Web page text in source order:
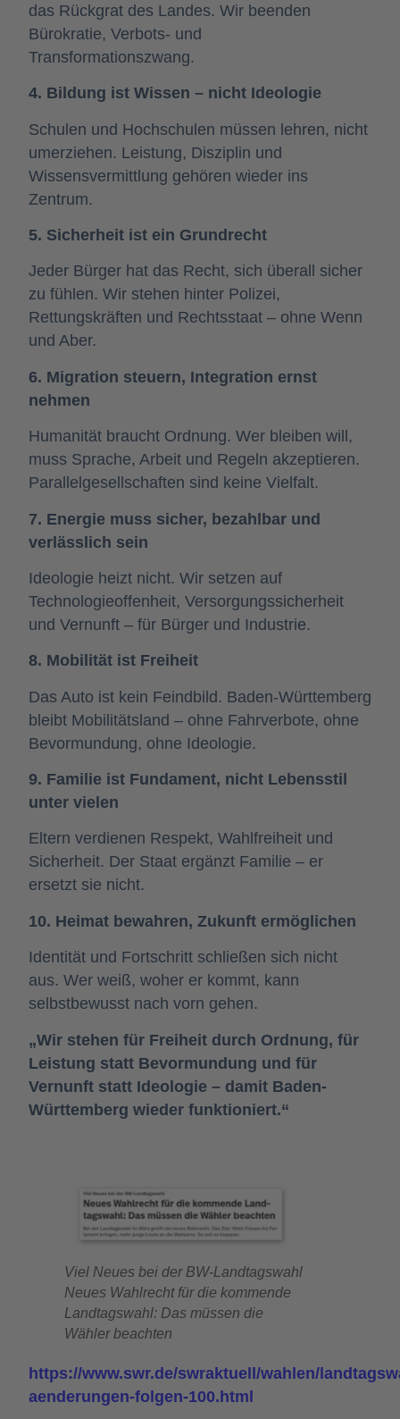
das Rückgrat des Landes. Wir beenden
Bürokratie, Verbots- und
Transformationszwang.
4. Bildung ist Wissen – nicht Ideologie
Schulen und Hochschulen müssen lehren, nicht
umerziehen. Leistung, Disziplin und
Wissensvermittlung gehören wieder ins
Zentrum.
5. Sicherheit ist ein Grundrecht
Jeder Bürger hat das Recht, sich überall sicher
zu fühlen. Wir stehen hinter Polizei,
Rettungskräften und Rechtsstaat – ohne Wenn
und Aber.
6. Migration steuern, Integration ernst
nehmen
Humanität braucht Ordnung. Wer bleiben will,
muss Sprache, Arbeit und Regeln akzeptieren.
Parallelgesellschaften sind keine Vielfalt.
7. Energie muss sicher, bezahlbar und
verlässlich sein
Ideologie heizt nicht. Wir setzen auf
Technologieoffenheit, Versorgungssicherheit
und Vernunft – für Bürger und Industrie.
8. Mobilität ist Freiheit
Das Auto ist kein Feindbild. Baden-Württemberg
bleibt Mobilitätsland – ohne Fahrverbote, ohne
Bevormundung, ohne Ideologie.
9. Familie ist Fundament, nicht Lebensstil
unter vielen
Eltern verdienen Respekt, Wahlfreiheit und
Sicherheit. Der Staat ergänzt Familie – er
ersetzt sie nicht.
10. Heimat bewahren, Zukunft ermöglichen
Identität und Fortschritt schließen sich nicht
aus. Wer weiß, woher er kommt, kann
selbstbewusst nach vorn gehen.
„Wir stehen für Freiheit durch Ordnung, für
Leistung statt Bevormundung und für
Vernunft statt Ideologie – damit Baden-
Württemberg wieder funktioniert.“
Viel Neues bei der BW-Landtagswahl
Neues Wahlrecht für die kommende
Landtagswahl: Das müssen die
Wähler beachten
https://www.swr.de/swraktuell/wahlen/
aenderungen-folgen-100.html